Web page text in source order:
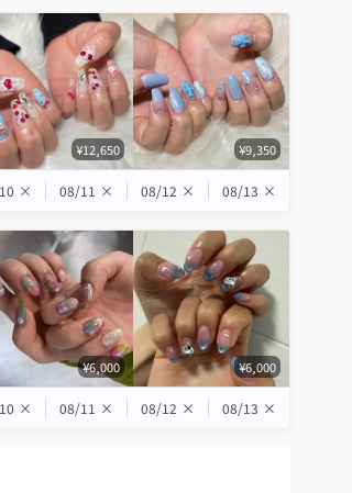
¥12,650 ¥9,350
× 08/11 × 08/12 × 08/13 ×
¥6,000 ¥6,000
× 08/11 × 08/12 × 08/13 ×